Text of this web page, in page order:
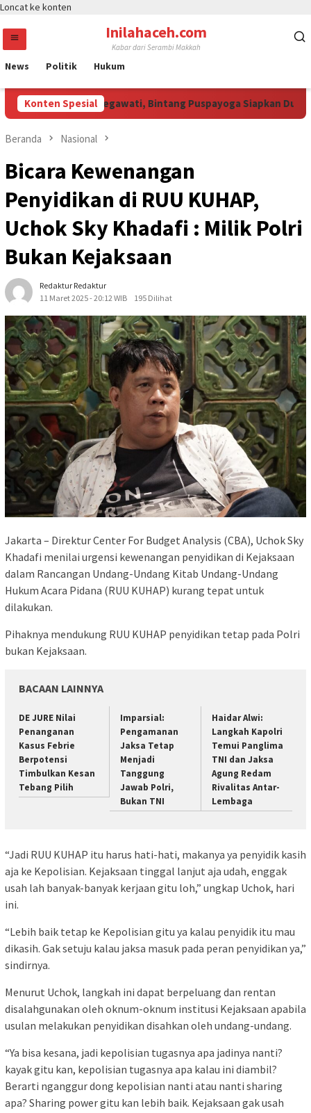
Loncat ke konten
Inilahaceh.com
Kabar dari Serambi Makkah
News Politik Hukum
Konten Spesial
Curi Perhatian Megawati, Bintang Puspayoga Siapkan
Beranda Nasional
Bicara Kewenangan
Penyidikan di RUU KUHAP,
Uchok Sky Khadafi : Milik Polri
Bukan Kejaksaan
Redaktur Redaktur
11 Maret 2025 - 20:12 WIB
195 Dilihat
Jakarta – Direktur Center For Budget Analysis (CBA), Uchok Sky
Khadafi menilai urgensi kewenangan penyidikan di Kejaksaan
dalam Rancangan Undang-Undang Kitab Undang-Undang
Hukum Acara Pidana (RUU KUHAP) kurang tepat untuk
dilakukan.
Pihaknya mendukung RUU KUHAP penyidikan tetap pada Polri
bukan Kejaksaan.
BACAAN LAINNYA
DE JURE Nilai
Penanganan
Kasus Febrie
Berpotensi
Timbulkan Kesan
Tebang Pilih
Imparsial:
Pengamanan
Jaksa Tetap
Menjadi
Tanggung
Jawab Polri,
Bukan TNI
Haidar Alwi:
Langkah Kapolri
Temui Panglima
TNI dan Jaksa
Agung Redam
Rivalitas Antar-
Lembaga
“Jadi RUU KUHAP itu harus hati-hati, makanya ya penyidik kasih
aja ke Kepolisian. Kejaksaan tinggal lanjut aja udah, enggak
usah lah banyak-banyak kerjaan gitu loh,” ungkap Uchok, hari
ini.
“Lebih baik tetap ke Kepolisian gitu ya kalau penyidik itu mau
dikasih. Gak setuju kalau jaksa masuk pada peran penyidikan ya,”
sindirnya.
Menurut Uchok, langkah ini dapat berpeluang dan rentan
disalahgunakan oleh oknum-oknum institusi Kejaksaan apabila
usulan melakukan penyidikan disahkan oleh undang-undang.
“Ya bisa kesana, jadi kepolisian tugasnya apa jadinya nanti?
kayak gitu kan, kepolisian tugasnya apa kalau ini diambil?
Berarti nganggur dong kepolisian nanti atau nanti sharing
apa? Sharing power gitu kan lebih baik. Kejaksaan gak usah